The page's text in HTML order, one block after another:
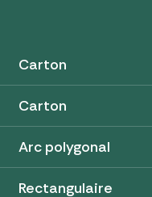
Carton
Carton
Arc polygonal
Rectangulaire